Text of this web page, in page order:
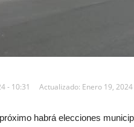
- 10:31 Actualizado: Enero 19, 2024
habrá elecciones